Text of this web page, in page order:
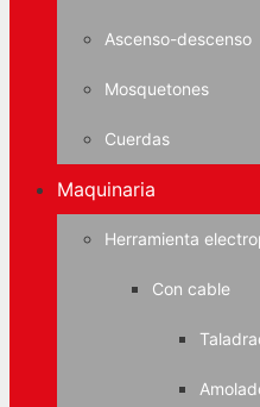
Ascenso-descenso
Mosquetones
Cuerdas
Maquinaria
Herramienta
Con cable